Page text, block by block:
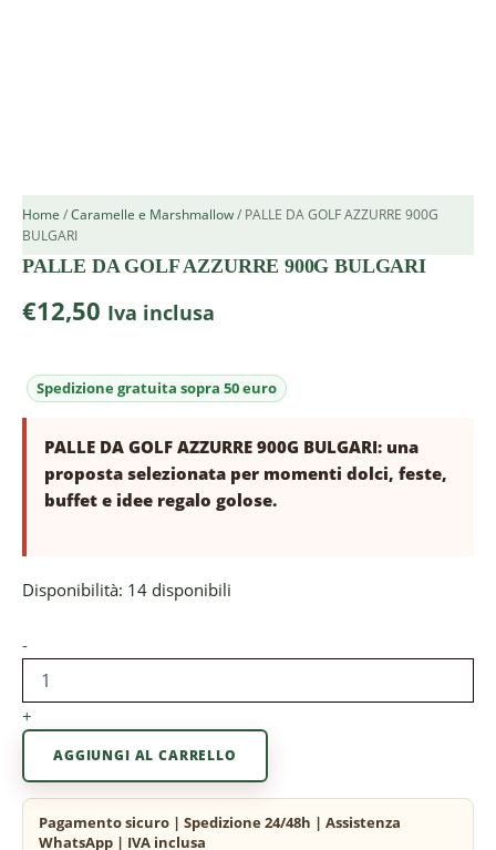
Home /Caramelle e Marshmallow/ PALLE DA GOLF AZZURRE 900G
BULGARI
PALLE DA GOLF AZZURRE 900G BULGARI
€12,50 Iva inclusa
PALLE DA GOLF AZZURRE 900G BULGARI: una
proposta selezionata per momenti dolci, feste,
buffet e idee regalo golose.
Disponibilità: 14 disponibili
-
+
AGGIUNGI AL CARRELLO